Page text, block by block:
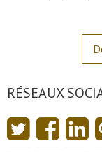
RÉSEAUX